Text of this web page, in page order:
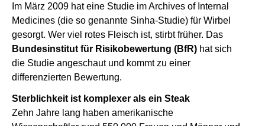
Im März 2009 hat eine Studie im Archives of Internal
Medicines (die so genannte Sinha-Studie) für Wirbel
gesorgt. Wer viel rotes Fleisch ist, stirbt früher. Das
Bundesinstitut für Risikobewertung (BfR) hat sich
die Studie angeschaut und kommt zu einer
differenzierten Bewertung.
Sterblichkeit ist komplexer als ein Steak
Zehn Jahre lang haben amerikanische